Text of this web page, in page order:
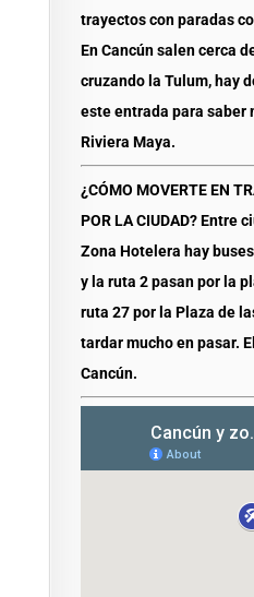
trayectos con paradas
EnCancúnsalen cerca
cruzando la Tulum, hay
este entrada para saber
Riviera Maya.
¿CÓMO MOVERTE EN
POR LA CIUDAD?Entre
Zona Hotelera hay
y la ruta 2 pasan por la
ruta 27 por la Plaza de
tardar mucho en pasar.
Cancún.